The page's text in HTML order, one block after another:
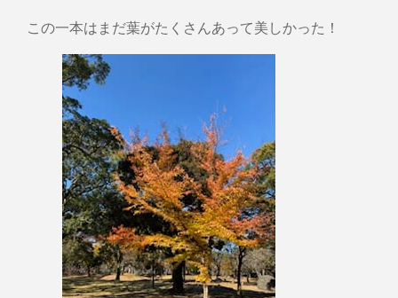
この一本はまだ葉がたくさんあって美しかった！